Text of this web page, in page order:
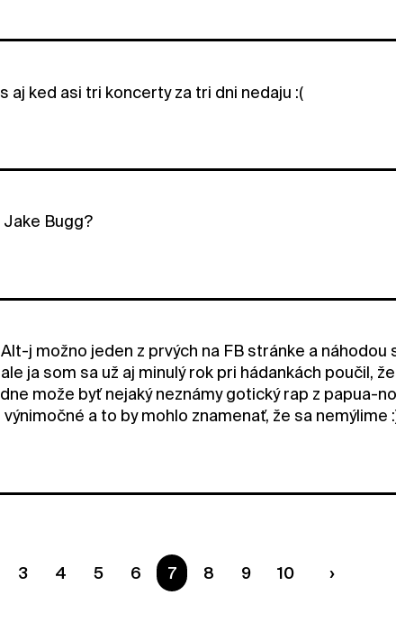
aj ked asi tri koncerty za tri dni nedaju :(
Bugg?
j možno jeden z prvých na FB stránke a
ja som sa už aj minulý rok pri hádankách poučil,
može byť nejaký neznámy gotický rap z papua-
a to by mohlo znamenať, že sa nemýlime
3 4 5 6 Ste na strane
7 8 9 10